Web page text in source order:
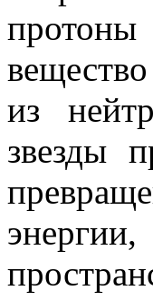
протоны
из
звезды